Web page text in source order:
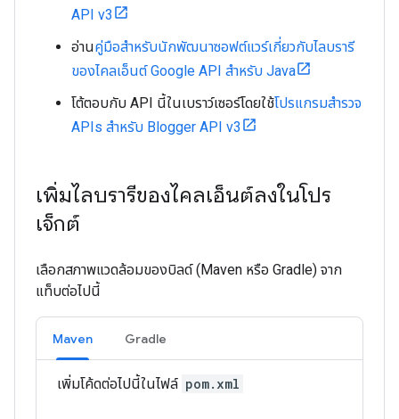
API v3
อ่านคู่มือสำหรับนักพัฒนาซอฟต์แวร์เกี่ยวกับไลบรารี
ของไคลเอ็นต์ Google API สำหรับ Java
โต้ตอบกับ API นี้ในเบราว์เซอร์โดยใช้โปรแกรมสำรวจ
APIs สำหรับ Blogger API v3
เพิ่มไลบรารีของไคลเอ็นต์ลงในโปร
เจ็กต์
เลือกสภาพแวดล้อมของบิลด์ (Maven หรือ Gradle) จาก
แท็บต่อไปนี้
Maven Gradle
เพิ่มโค้ดต่อไปนี้ในไฟล์ pom.xml